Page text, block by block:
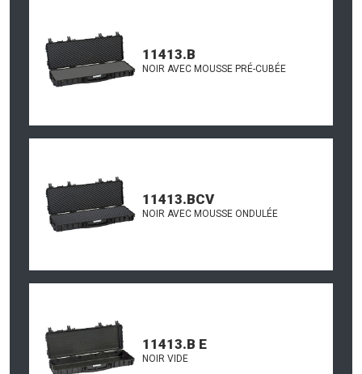
11413.B
NOIR AVEC MOUSSE PRÉ-CUBÉE
11413.BCV
NOIR AVEC MOUSSE ONDULÉE
11413.B E
NOIR VIDE